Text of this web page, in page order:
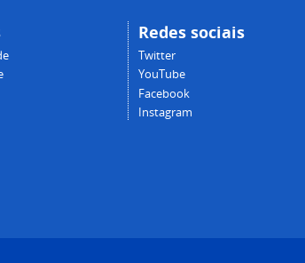
Redes sociais
Twitter
YouTube
Facebook
Instagram